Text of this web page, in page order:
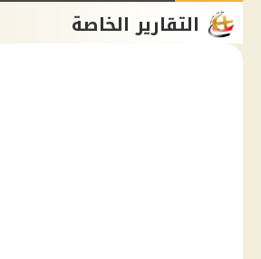
التقارير الخاصة